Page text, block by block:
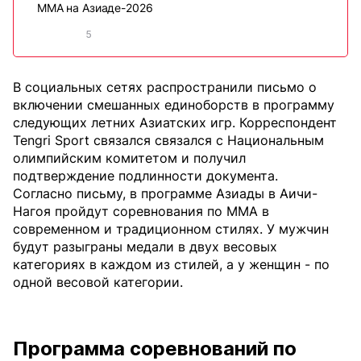
MMA на Азиаде-2026
5
В социальных сетях распространили письмо о
включении смешанных единоборств в программу
следующих летних Азиатских игр. Корреспондент
Tengri Sport связался связался с Национальным
олимпийским комитетом и получил
подтверждение подлинности документа.
Согласно письму, в программе Азиады в Аичи-
Нагоя пройдут соревнования по MMA в
современном и традиционном стилях. У мужчин
будут разыграны медали в двух весовых
категориях в каждом из стилей, а у женщин - по
одной весовой категории.
Программа соревнований по